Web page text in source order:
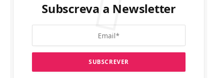
Subscreva a Newsletter